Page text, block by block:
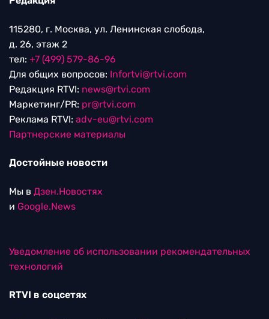
115280, г. Москва, ул. Ленинская слобода,
д. 26, этаж 2
тел: +7 (499) 579-86-96
Для общих вопросов: Infortvi@rtvi.com
Редакция RTVI: news@rtvi.com
Маркетинг/PR: pr@rtvi.com
Реклама RTVI: adv-eu@rtvi.com
Партнерские материалы
Достойные новости
Мы в Дзен.Новостях
и Google.News
Уведомление об использовании рекомендательных
технологий
RTVI в соцсетях